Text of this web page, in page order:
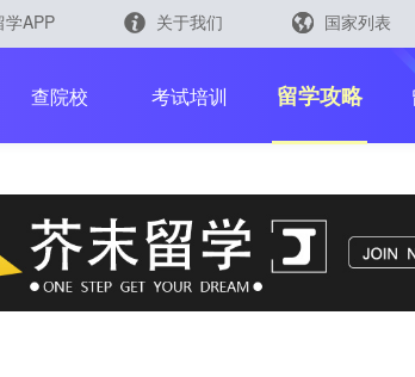
芥末留学官方小程序
学APP 关于我们
国家列表
马来西亚
查院校 考试培训 留学攻略